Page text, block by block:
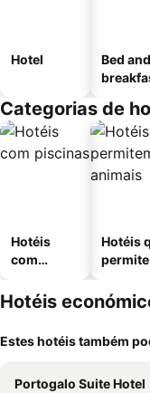
Hotel
Bed and
Categorias de
Hotéis
com
Hotéis
Hotéis
Estes hotéis também
Portogalo Suite Hotel